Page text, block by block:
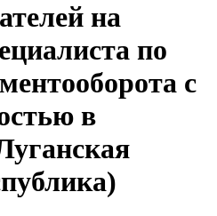
на
по
с
в